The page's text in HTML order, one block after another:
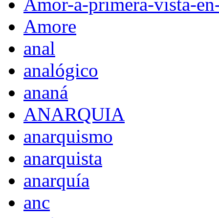
Amor-a-primera-vista-
Amore
anal
analógico
ananá
ANARQUIA
anarquismo
anarquista
anarquía
anc